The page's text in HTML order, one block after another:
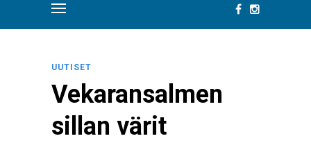
UUTISET
Vekaransalmen
sillan värit